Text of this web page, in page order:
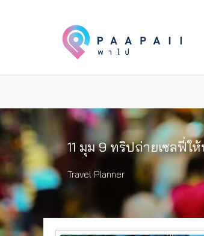
11 มุม 9 ทริปถ่ายเซลฟี่ใ
Travel Planner